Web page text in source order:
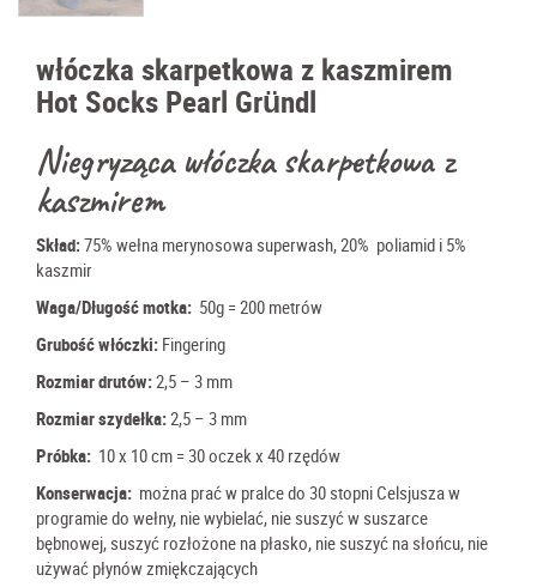
włóczka skarpetkowa z kaszmirem
Hot Socks Pearl Gründl
Niegryząca włóczka skarpetkowa z
kaszmirem
Skład:75% wełna merynosowa superwash, 20% poliamid i 5%
kaszmir
Waga/Długość motka: 50g = 200 metrów
Grubość włóczki: Fingering
Rozmiar drutów:2,5 – 3 mm
Rozmiar szydełka:2,5 – 3 mm
Próbka: 10 x 10 cm = 30 oczek x 40 rzędów
Konserwacja: można prać w pralce do 30 stopni Celsjusza w
programie do wełny, nie wybielać, nie suszyć w suszarce
bębnowej, suszyć rozłożone na płasko, nie suszyć na słońcu, nie
używać płynów zmiękczających